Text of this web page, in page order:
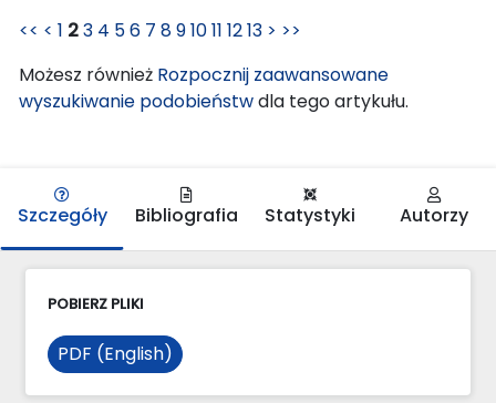
<< < 1 23 4 56 7 891011 1213 > >>
Możesz również Rozpocznij zaawansowane
wyszukiwanie podobieństwdla tego artykułu.
Szczegóły Bibliografia Statystyki Autorzy
POBIERZ PLIKI
PDF (English)